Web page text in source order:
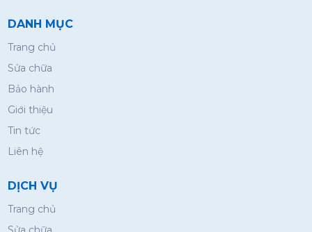
DANH MỤC
Trang chủ
Sửa chữa
Bảo hành
Giới thiệu
Tin tức
Liên hệ
DỊCH VỤ
Trang chủ